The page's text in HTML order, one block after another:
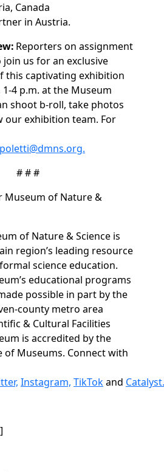
Canada
in Austria.
Reporters on assignment
us for an exclusive
this captivating exhibition
4 p.m. at the Museum
shoot b-roll, take photos
our exhibition team. For
.
# # #
Museum of Nature &
of Nature & Science is
region’s leading resource
science education.
educational programs
possible in part by the
county metro area
& Cultural Facilities
is accredited by the
of Museums. Connect with
Instagram, TikTokand Catalyst.